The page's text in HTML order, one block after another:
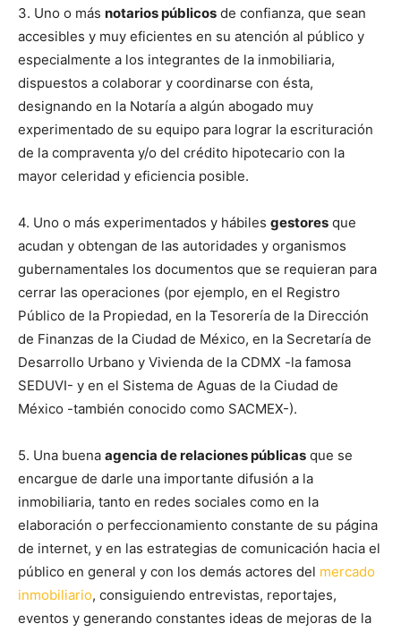
3. Uno o más notarios públicos de confianza, que sean
accesibles y muy eficientes en su atención al público y
especialmente a los integrantes de la inmobiliaria,
dispuestos a colaborar y coordinarse con ésta,
designando en la Notaría a algún abogado muy
experimentado de su equipo para lograr la escrituración
de la compraventa y/o del crédito hipotecario con la
mayor celeridad y eficiencia posible.
4. Uno o más experimentados y hábiles gestores que
acudan y obtengan de las autoridades y organismos
gubernamentales los documentos que se requieran para
cerrar las operaciones (por ejemplo, en el Registro
Público de la Propiedad, en la Tesorería de la Dirección
de Finanzas de la Ciudad de México, en la Secretaría de
Desarrollo Urbano y Vivienda de la CDMX -la famosa
SEDUVI- y en el Sistema de Aguas de la Ciudad de
México -también conocido como SACMEX-).
5. Una buena agencia de relaciones públicas que se
encargue de darle una importante difusión a la
inmobiliaria, tanto en redes sociales como en la
elaboración o perfeccionamiento constante de su página
de internet, y en las estrategias de comunicación hacia el
público en general y con los demás actores del mercado
inmobiliario, consiguiendo entrevistas, reportajes,
eventos y generando constantes ideas de mejoras de la